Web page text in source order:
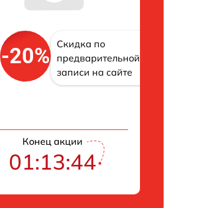
-20%
Скидка по
предварительной
записи на сайте
Конец акции
01:13:43